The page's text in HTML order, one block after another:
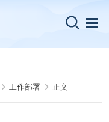
工作部署 正文